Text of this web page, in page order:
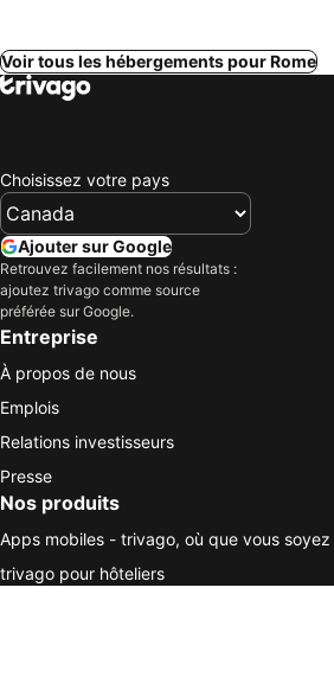
Voir tous les hébergements pour Rome
Choisissez votre pays
Ajouter sur Google
Retrouvez facilement nos résultats :
ajoutez trivago comme source
préférée sur Google.
Entreprise
À propos de nous
Emplois
Relations investisseurs
Presse
Nos produits
Apps mobiles - trivago, où que vous soyez
trivago pour hôteliers